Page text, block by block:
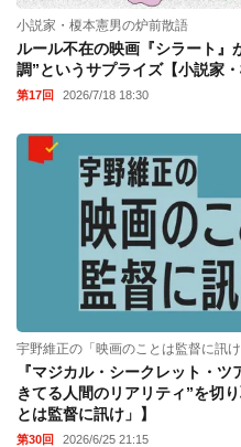
小説家・榎本憲男の炉前散語
ルール不在の映画『シラート』
調”というサプライズ【小説家
第17回 2026/7/18 18:30
宇野維正の「映画のことは監督に訊け
『マジカル・シークレット・
きてる人間のリアリティ”を切
とは監督に訊け」】
第30回 2026/6/25 21:15